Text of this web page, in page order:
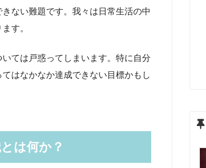
ない難題です。我々は日常生活の中
す。
ては戸惑ってしまいます。特に自分
はなかなか達成できない目標かもし
は何か？